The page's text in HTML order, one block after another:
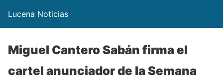
Lucena Noticias
Miguel Cantero Sabán firma el
cartel anunciador de la Semana